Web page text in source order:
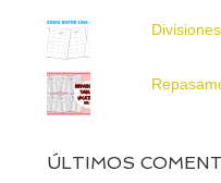
ÚLTIMOS